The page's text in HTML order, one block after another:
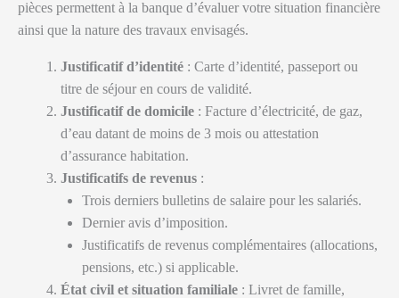
pièces permettent à la banque d’évaluer votre situation financière
ainsi que la nature des travaux envisagés.
Justificatif d’identité : Carte d’identité, passeport ou
titre de séjour en cours de validité.
Justificatif de domicile : Facture d’électricité, de gaz,
d’eau datant de moins de 3 mois ou attestation
d’assurance habitation.
Justificatifs de revenus :
Trois derniers bulletins de salaire pour les salariés.
Dernier avis d’imposition.
Justificatifs de revenus complémentaires (allocations,
pensions, etc.) si applicable.
État civil et situation familiale : Livret de famille,